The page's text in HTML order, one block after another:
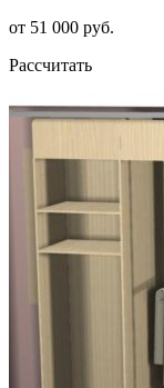
от 51 000 руб.
Рассчитать